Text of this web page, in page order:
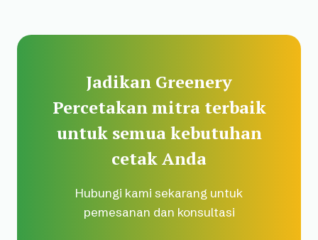
Jadikan Greenery
Percetakan mitra terbaik
untuk semua kebutuhan
cetak Anda
Hubungi kami sekarang untuk
pemesanan dan konsultasi